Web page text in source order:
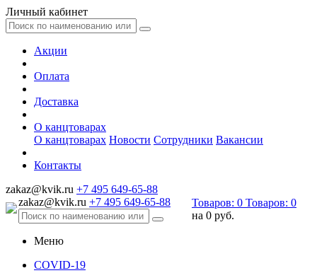
Личный кабинет
Акции
Оплата
Доставка
О канцтоварах
О канцтоварах Новости Сотрудники Вакансии
Контакты
zakaz@kvik.ru +7 495 649-65-88
zakaz@kvik.ru +7 495 649-65-88 Товаров: 0 Товаров: 0
на 0 руб.
Меню
COVID-19